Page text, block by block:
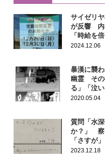
サイゼリ
が反響 内
「時給を
2024.12.06
暴漢に襲
幽霊 その
る」「泣い
2020.05.04
質問「水
か？」 察
「さすが
た」
2023.12.18